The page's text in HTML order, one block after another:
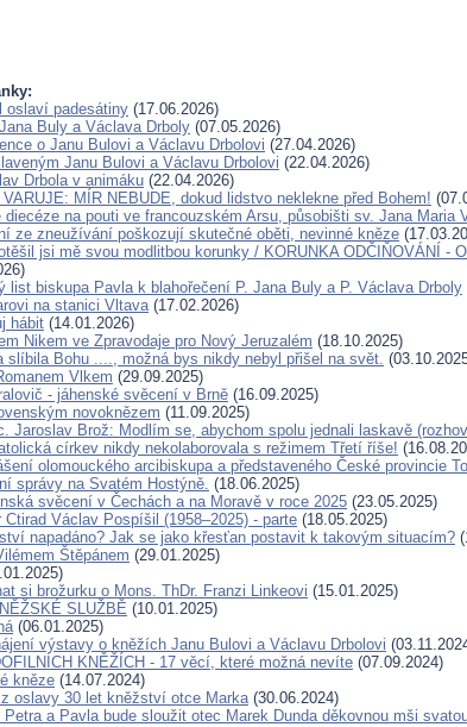
oslaví padesátiny (17.06.2026)
Buly a Václava Drboly (07.05.2026)
o Janu Bulovi a Václavu Drbolovi (27.04.2026)
Janu Bulovi a Václavu Drbolovi (22.04.2026)
Drbola v animáku (22.04.2026)
VARUJE: MÍR NEBUDE, dokud lidstvo neklekne před Bohem!
diecéze na pouti ve francouzském Arsu, působišti sv. Jana Maria
ze zneužívání poškozují skutečné oběti, nevinné kněze
jsi mě svou modlitbou korunky / KORUNKA ODČIŇOVÁNÍ -
list biskupa Pavla k blahořečení P. Jana Buly a P. Václava Drboly
na stanici Vltava(17.02.2026)
hábit (14.01.2026)
Nikem ve Zpravodaje pro Nový Jeruzalém (18.10.2025)
slíbila Bohu ...., možná bys nikdy nebyl přišel na svět.
Vlkem (29.09.2025)
- jáhenské svěcení v Brně (16.09.2025)
novoknězem (11.09.2025)
Jaroslav Brož: Modlím se, abychom spolu jednali laskavě
církev nikdy nekolaborovala s režimem Třetí říše!
olomouckého arcibiskupa a představeného České provincie
správy na Svatém Hostýně. (18.06.2025)
svěcení v Čechách a na Moravě v roce 2025 (23.05.2025)
Ctirad Václav Pospíšil (1958–2025) - parte (18.05.2025)
napadáno? Jak se jako křesťan postavit k takovým situacím?
Štěpánem (29.01.2025)
si brožurku o Mons. ThDr. Franzi Linkeovi (15.01.2025)
SLUŽBĚ (10.01.2025)
(06.01.2025)
výstavy o kněžích Janu Bulovi a Václavu Drbolovi
KNĚŽÍCH - 17 věcí, které možná nevíte (07.09.2024)
kněze (14.07.2024)
oslavy 30 let kněžství otce Marka(30.06.2024)
Petra a Pavla bude sloužit otec Marek Dunda děkovnou mši